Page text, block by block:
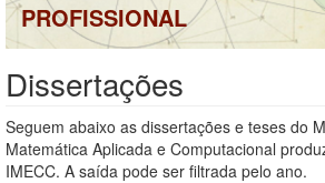
PROFISSIONAL
Dissertações
Seguem abaixo as dissertações e teses do
Matemática Aplicada e Computacional
IMECC. A saída pode ser filtrada pelo ano.